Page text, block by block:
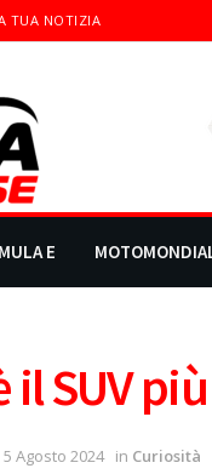
TUA NOTIZIA
E
il SUV
5 Agosto 2024 in Curiosità